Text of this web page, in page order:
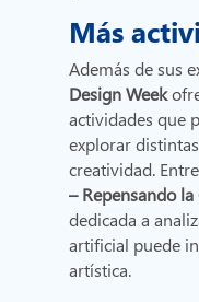
Más
Además de sus
Design Week
actividades que
explorar
creatividad.
– Repensando
dedicada a
artificial puede
artística.